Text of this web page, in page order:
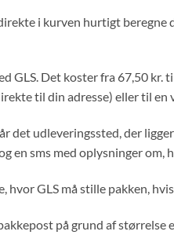
i kurven hurtigt
GLS. Det koster fra 67,50
til din adresse) eller til en
det udleveringssted, der
en sms med oplysninger om,
GLS må stille pakken,
på grund af størrelse